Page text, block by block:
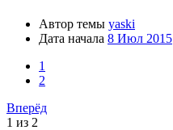
Автор темы yaski
Дата начала 8 Июл 2015
1
2
Вперёд
1 из 2